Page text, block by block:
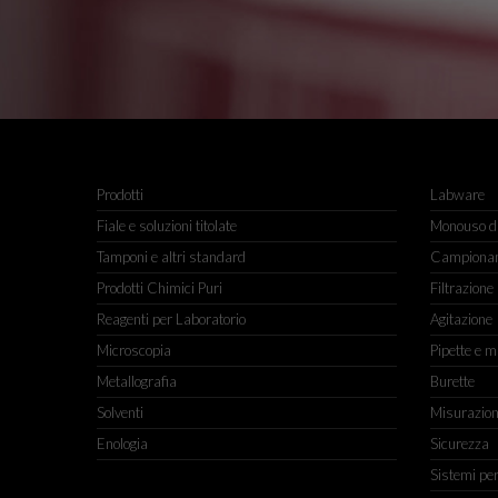
Prodotti
Fiale e soluzioni titolate
Tamponi e altri standard
Prodotti Chimici Puri
Reagenti per Laboratorio
Microscopia
Metallografia
Solventi
Enologia
Labware
Monouso
Filtrazione
Agitazione
Pipette e
Burette
Sicurezza
Sistemi